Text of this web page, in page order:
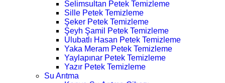
Selimsultan Petek Temizleme
Sille Petek Temizleme
Şeker Petek Temizleme
Şeyh Şamil Petek Temizleme
Ulubatlı Hasan Petek Temizleme
Yaka Meram Petek Temizleme
Yaylapınar Petek Temizleme
Yazır Petek Temizleme
Su Arıtma